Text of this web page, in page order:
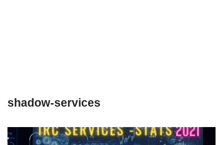
shadow-services